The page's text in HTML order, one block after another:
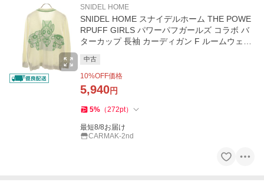
SNIDEL HOME
SNIDEL HOME スナイデルホーム THE POWE
RPUFF GIRLS パワーパフガールズ コラボ バ
ターカップ 長袖 カーディガン F ルームウェア
中古
10%OFF価格
5,940円
5% （272pt）
最短8/8お届け
CARMAK-2nd